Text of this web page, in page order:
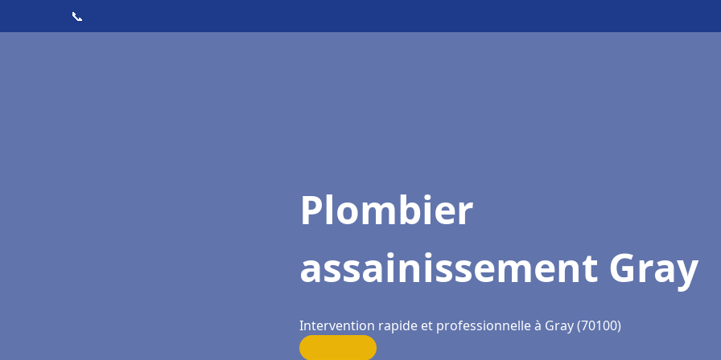
📞
Plombier
assainissement Gray
Intervention rapide et professionnelle à Gray (70100)